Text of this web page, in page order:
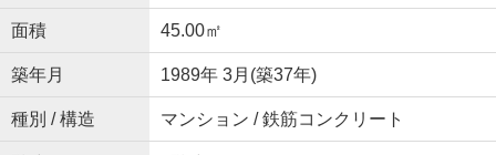
面積 45.00㎡
築年月 1989年 3月(築37年)
種別 / 構造 マンション / 鉄筋コンクリート